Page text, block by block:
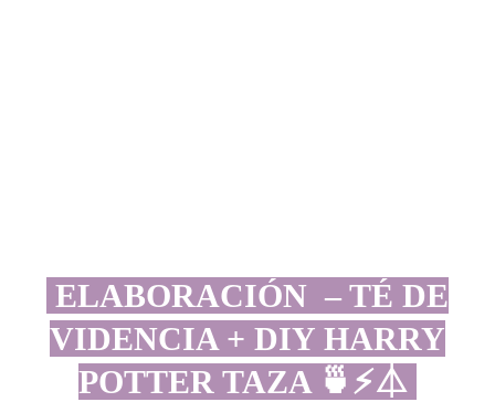
ELABORACIÓN – TÉ DE
VIDENCIA + DIY HARRY
POTTER TAZA 🍵⚡️⏃